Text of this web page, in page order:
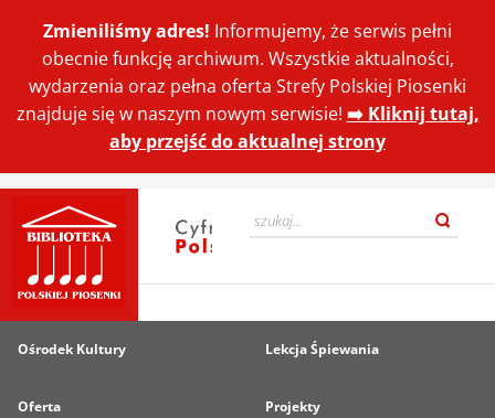
Zmieniliśmy adres! Informujemy, że serwis pełni
obecnie funkcję archiwum. Wszystkie aktualności,
wydarzenia oraz pełna oferta Strefy Polskiej Piosenki
znajduje się w naszym nowym serwisie! ➡️ Kliknij tutaj,
aby przejść do aktualnej strony
Ośrodek Kultury Lekcja Śpiewania
Oferta Projekty